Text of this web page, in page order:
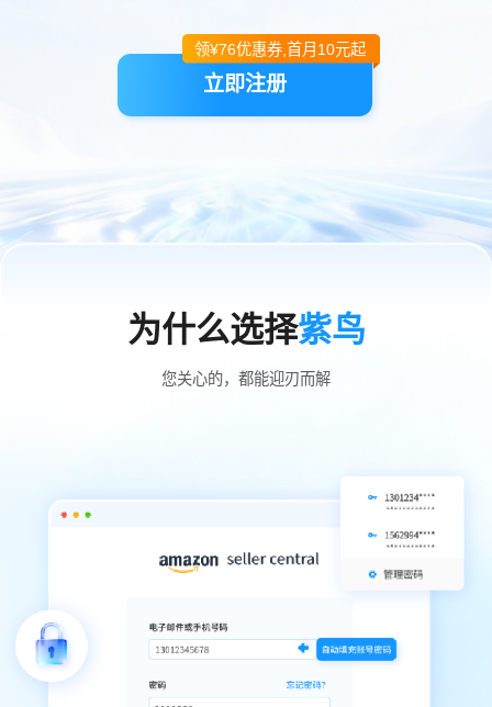
立即注册
领¥76优惠券,首月10元起
为什么选择紫鸟
您关心的，都能迎刃而解